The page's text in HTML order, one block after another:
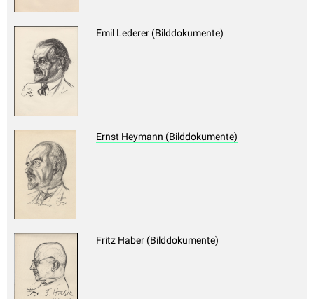
Emil Lederer (Bilddokumente)
Ernst Heymann (Bilddokumente)
Fritz Haber (Bilddokumente)